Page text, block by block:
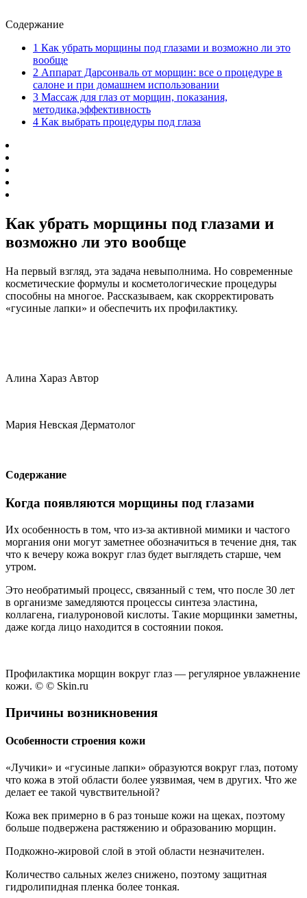
Содержание
1 Как убрать морщины под глазами и возможно ли это
вообще
2 Аппарат Дарсонваль от морщин: все о процедуре в
салоне и при домашнем использовании
3 Массаж для глаз от морщин, показания,
методика,эффективность
4 Как выбрать процедуры под глаза
Как убрать морщины под глазами и
возможно ли это вообще
На первый взгляд, эта задача невыполнима. Но современные
косметические формулы и косметологические процедуры
способны на многое. Рассказываем, как скорректировать
«гусиные лапки» и обеспечить их профилактику.
Алина Хараз Автор
Мария Невская Дерматолог
Содержание
Когда появляются морщины под глазами
Их особенность в том, что из-за активной мимики и частого
моргания они могут заметнее обозначиться в течение дня, так
что к вечеру кожа вокруг глаз будет выглядеть старше, чем
утром.
Это необратимый процесс, связанный с тем, что после 30 лет
в организме замедляются процессы синтеза эластина,
коллагена, гиалуроновой кислоты. Такие морщинки заметны,
даже когда лицо находится в состоянии покоя.
Профилактика морщин вокруг глаз — регулярное увлажнение
кожи. © © Skin.ru
Причины возникновения
Особенности строения кожи
«Лучики» и «гусиные лапки» образуются вокруг глаз, потому
что кожа в этой области более уязвимая, чем в других. Что же
делает ее такой чувствительной?
Кожа век примерно в 6 раз тоньше кожи на щеках, поэтому
больше подвержена растяжению и образованию морщин.
Подкожно-жировой слой в этой области незначителен.
Количество сальных желез снижено, поэтому защитная
гидролипидная пленка более тонкая.